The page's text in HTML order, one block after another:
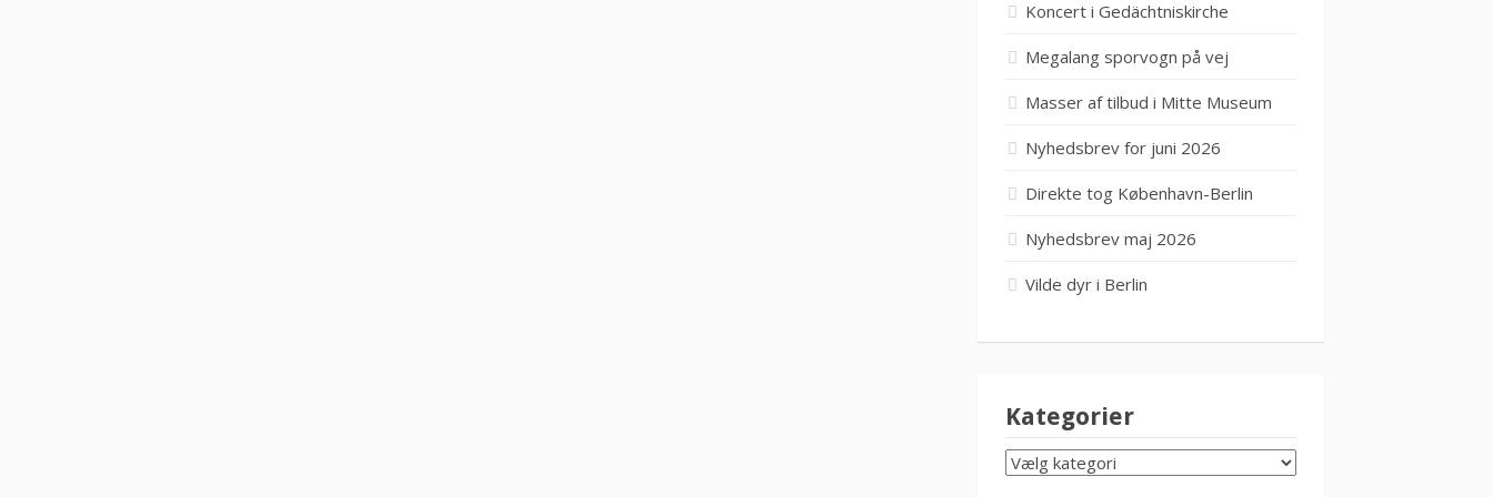
Koncert i Gedächtniskirche
Megalang sporvogn på vej
Masser af tilbud i Mitte Museum
Nyhedsbrev for juni 2026
Direkte tog København-Berlin
Nyhedsbrev maj 2026
Vilde dyr i Berlin
Kategorier
KATEGORIER